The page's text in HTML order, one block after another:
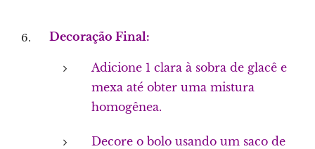
Decoração Final:
Adicione 1 clara à sobra de glacê e
mexa até obter uma mistura
homogênea.
Decore o bolo usando um saco de